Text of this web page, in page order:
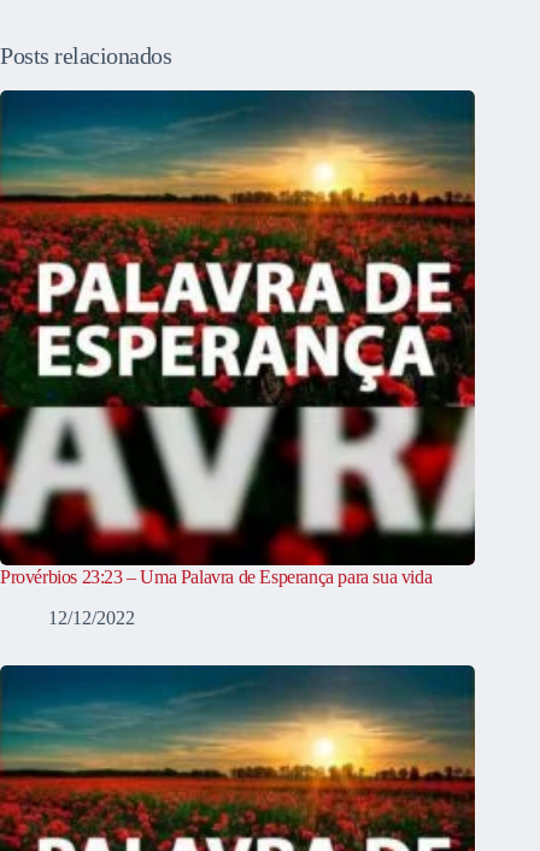
Posts relacionados
Provérbios 23:23 – Uma Palavra de Esperança para sua vida
12/12/2022